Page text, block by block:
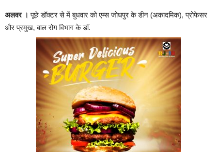
अलवर । पूछे डॉक्टर से में बुधवार को एम्स जोधपुर के डीन (अकादमिक), प्रोफेसर
और प्रमुख, बाल रोग विभाग के डॉ.